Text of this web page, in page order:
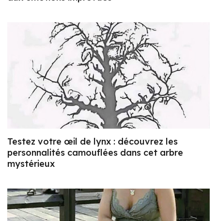
Testez votre œil de lynx : découvrez les
personnalités camouflées dans cet arbre
mystérieux